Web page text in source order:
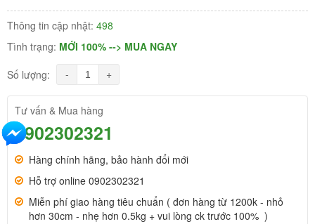
Thông tin cập nhật: 498
Tình trạng: MỚI 100% --> MUA NGAY
Số lượng:
- +
Tư vấn & Mua hàng
0902302321
Hàng chính hãng, bảo hành đổi mới
Hỗ trợ online 0902302321
Miễn phí giao hàng tiêu chuẩn ( đơn hàng từ 1200k - nhỏ
hơn 30cm - nhẹ hơn 0.5kg + vui lòng ck trước 100% )